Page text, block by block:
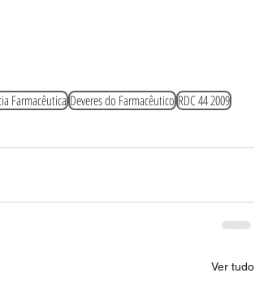
FarmacêuticaDeveres do FarmacêuticoRDC 44 2009
Ver tudo